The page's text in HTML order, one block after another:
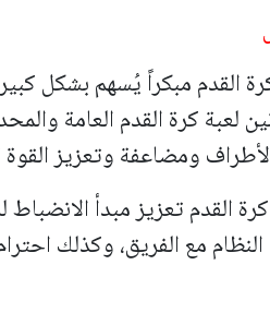
القدم مبكراً يُسهم بشكل
لعبة كرة القدم العامة
ومضاعفة وتعزيز القوة
القدم تعزيز مبدأ
مع الفريق، وكذلك احترام